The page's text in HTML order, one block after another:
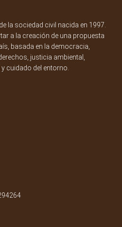
la sociedad civil nacida en 1997.
a la creación de una propuesta
basada en la democracia,
justicia ambiental,
cuidado del entorno.